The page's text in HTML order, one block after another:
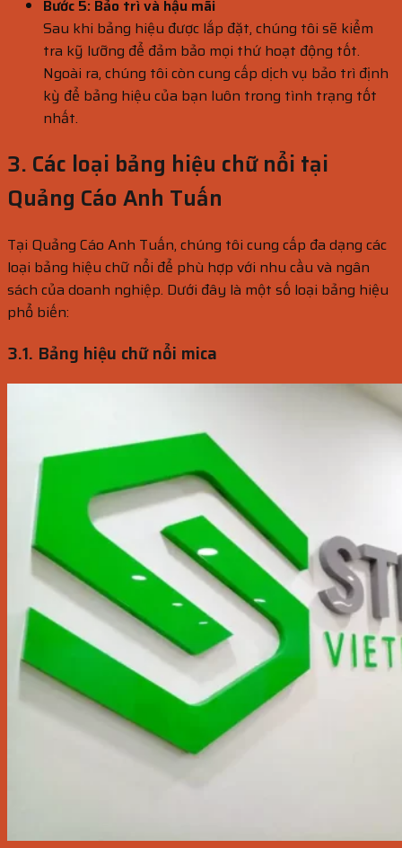
Bước 5: Bảo trì và hậu mãi
Sau khi bảng hiệu được lắp đặt, chúng tôi sẽ kiểm
tra kỹ lưỡng để đảm bảo mọi thứ hoạt động tốt.
Ngoài ra, chúng tôi còn cung cấp dịch vụ bảo trì định
kỳ để bảng hiệu của bạn luôn trong tình trạng tốt
nhất.
3. Các loại bảng hiệu chữ nổi tại
Quảng Cáo Anh Tuấn
Tại Quảng Cáo Anh Tuấn, chúng tôi cung cấp đa dạng các
loại bảng hiệu chữ nổi để phù hợp với nhu cầu và ngân
sách của doanh nghiệp. Dưới đây là một số loại bảng hiệu
phổ biến:
3.1. Bảng hiệu chữ nổi mica